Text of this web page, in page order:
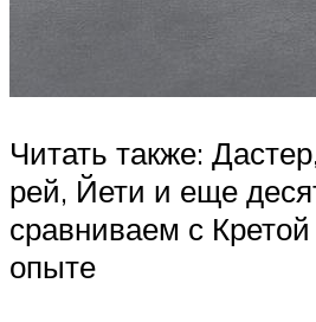
Читать также:
рей, Йети и еще
сравниваем с
опыте